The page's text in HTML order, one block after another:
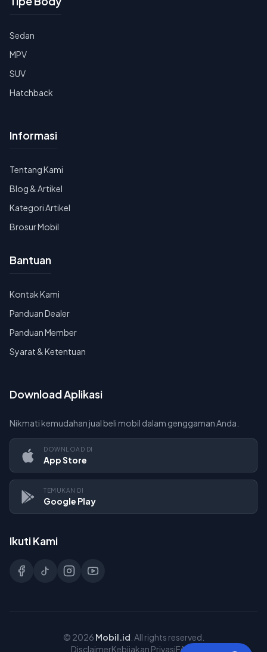
Sedan
MPV
SUV
Hatchback
Informasi
Tentang Kami
Blog & Artikel
Kategori Artikel
Brosur Mobil
Bantuan
Kontak Kami
Panduan Dealer
Panduan Member
Syarat & Ketentuan
Download Aplikasi
Nikmati kemudahan jual beli mobil dalam genggaman Anda.
DOWNLOAD DI
App Store
TEMUKAN DI
Google Play
Ikuti Kami
© 2026 Mobil.id . All rights reserved.
DisclaimerKebijakan PrivasiFAQs